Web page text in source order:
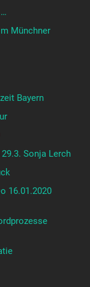
Münchner
Bayern
Sonja Lerch
16.01.2020